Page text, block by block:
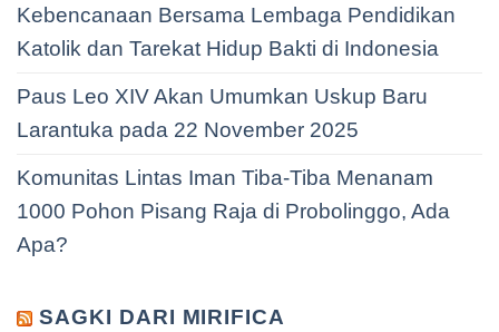
Kebencanaan Bersama Lembaga Pendidikan
Katolik dan Tarekat Hidup Bakti di Indonesia
Paus Leo XIV Akan Umumkan Uskup Baru
Larantuka pada 22 November 2025
Komunitas Lintas Iman Tiba-Tiba Menanam
1000 Pohon Pisang Raja di Probolinggo, Ada
Apa?
SAGKI DARI MIRIFICA